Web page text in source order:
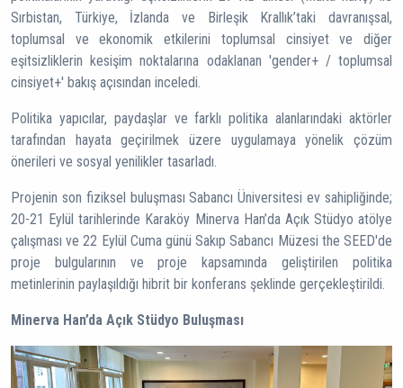
Sırbistan, Türkiye, İzlanda ve Birleşik Krallık’taki davranışsal,
toplumsal ve ekonomik etkilerini toplumsal cinsiyet ve diğer
eşitsizliklerin kesişim noktalarına odaklanan 'gender+ / toplumsal
cinsiyet+' bakış açısından inceledi.
Politika yapıcılar, paydaşlar ve farklı politika alanlarındaki aktörler
tarafından hayata geçirilmek üzere uygulamaya yönelik çözüm
önerileri ve sosyal yenilikler tasarladı.
Projenin son fiziksel buluşması Sabancı Üniversitesi ev sahipliğinde;
20-21 Eylül tarihlerinde Karaköy Minerva Han’da Açık Stüdyo atölye
çalışması ve 22 Eylül Cuma günü Sakıp Sabancı Müzesi the SEED'de
proje bulgularının ve proje kapsamında geliştirilen politika
metinlerinin paylaşıldığı hibrit bir konferans şeklinde gerçekleştirildi.
Minerva Han’da Açık Stüdyo Buluşması